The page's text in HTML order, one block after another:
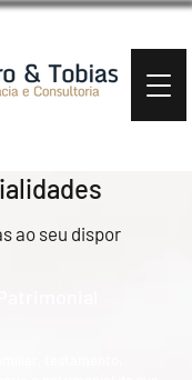
ao seu dispor